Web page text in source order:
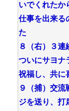
いでくれたか
仕事を出来る
た
８（右）３連
ついにサヨナ
祝福し、共に
９（捕）交
ジを送り、打